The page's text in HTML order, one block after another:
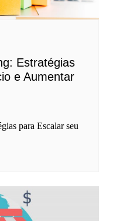
Estratégias
e Aumentar
para Escalar seu